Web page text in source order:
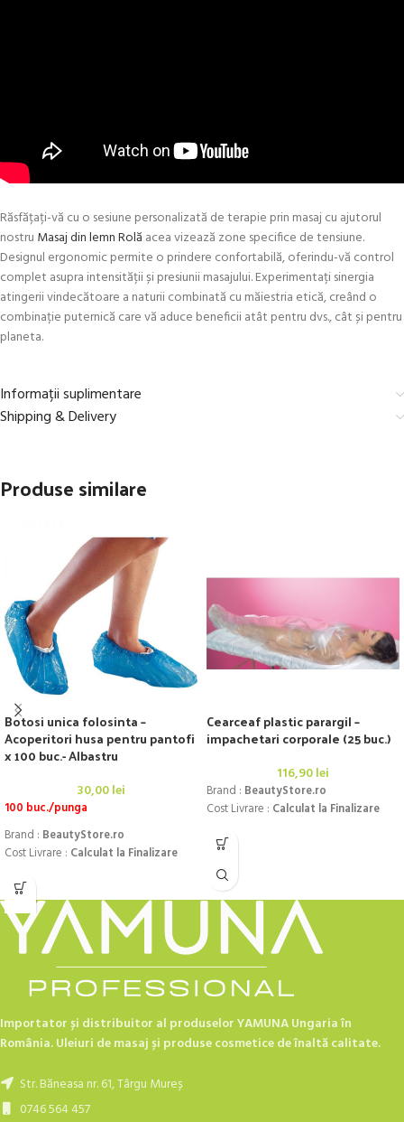
Răsfățați-vă cu o sesiune personalizată de terapie prin masaj cu ajutorul
nostru Masaj din lemn Rolă acea vizează zone specifice de tensiune.
Designul ergonomic permite o prindere confortabilă, oferindu-vă control
complet asupra intensității și presiunii masajului. Experimentați sinergia
atingerii vindecătoare a naturii combinată cu măiestria etică, creând o
combinație puternică care vă aduce beneficii atât pentru dvs., cât și pentru
planeta.
Informații suplimentare
Shipping & Delivery
Produse similare
Botosi unica folosinta –
Acoperitori husa pentru pantofi
x 100 buc.- Albastru
30,00lei
100 buc./punga
Brand : BeautyStore.ro
Cost Livrare : Calculat la Finalizare
ATENTIE!!!
A nu se lasa la indemana copiilor!
A se folosi, doar peste incaltaminte!
A nu se acoperii fata si caile
respiratorii!!!
Cearceaf plastic parargil –
impachetari corporale (25 buc.)
116,90lei
Brand : BeautyStore.ro
Cost Livrare : Calculat la Finalizare
Importator și distribuitor al produselor YAMUNA Ungaria în
România. Uleiuri de masaj și produse cosmetice de înaltă calitate.
Str. Băneasa nr. 61, Târgu Mureș
0746 564 457